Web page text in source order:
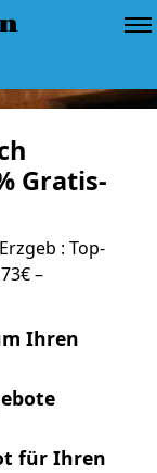
Gratis-
: Top-
–
Ihren
für Ihren